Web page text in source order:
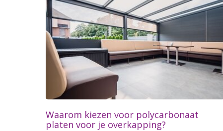
Lees meer...
Waarom kiezen voor polycarbonaat
platen voor je overkapping?